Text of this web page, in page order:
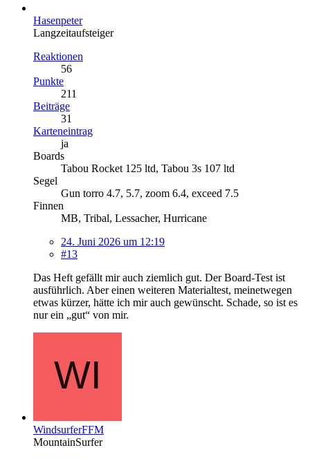
Hasenpeter
Langzeitaufsteiger
Reaktionen
56
Punkte
211
Beiträge
31
Karteneintrag
ja
Boards
Tabou Rocket 125 ltd, Tabou 3s 107 ltd
Segel
Gun torro 4.7, 5.7, zoom 6.4, exceed 7.5
Finnen
MB, Tribal, Lessacher, Hurricane
24. Juni 2026 um 12:19
#13
Das Heft gefällt mir auch ziemlich gut. Der Board-Test ist
ausführlich. Aber einen weiteren Materialtest, meinetwegen
etwas kürzer, hätte ich mir auch gewünscht. Schade, so ist es
nur ein „gut“ von mir.
WindsurferFFM
MountainSurfer